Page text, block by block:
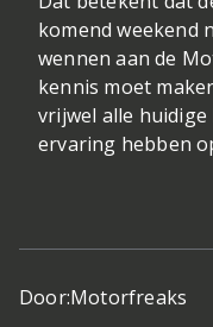
komend weekend
wennen aan de
kennis moet
vrijwel alle
ervaring hebben
Door:Motorfreaks